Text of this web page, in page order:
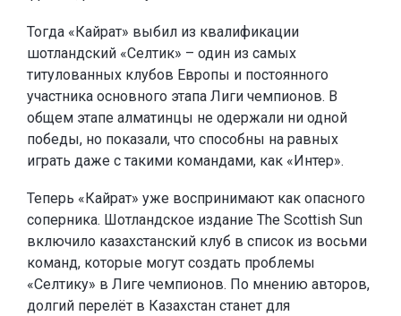
Тогда «Кайрат» выбил из квалификации
шотландский «Селтик» – один из самых
титулованных клубов Европы и постоянного
участника основного этапа Лиги чемпионов. В
общем этапе алматинцы не одержали ни одной
победы, но показали, что способны на равных
играть даже с такими командами, как «Интер».
Теперь «Кайрат» уже воспринимают как опасного
соперника. Шотландское издание The Scottish Sun
включило казахстанский клуб в список из восьми
команд, которые могут создать проблемы
«Селтику» в Лиге чемпионов. По мнению авторов,
долгий перелёт в Казахстан станет для